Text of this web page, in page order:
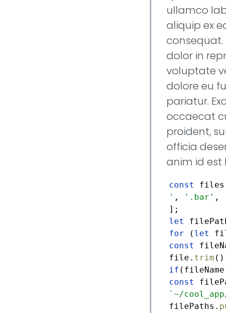
ullamco
aliquip ex
consequat.
dolor in
voluptate
dolore eu
pariatur.
occaecat
proident,
officia
anim id est
const
' , '.bar' ,
let
for ( let
const
file. trim
if
const
`~/
filePaths.